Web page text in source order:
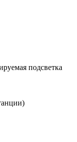
подсветка